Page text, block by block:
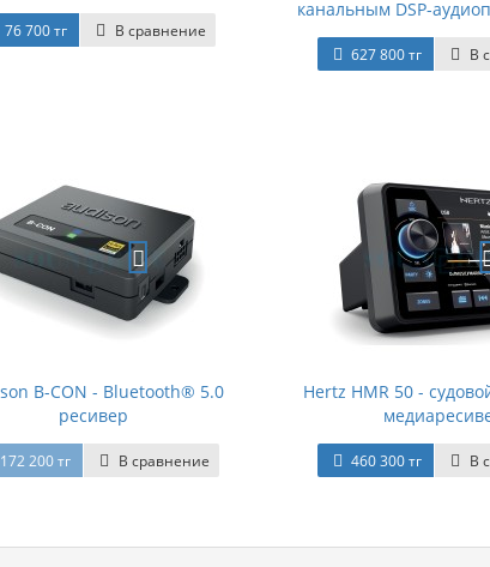
76 700 тг В сравнение
канальным DSP-
627 800 тг В
B-CON - Bluetooth® 5.0
ресивер
172 200 тг В сравнение
Hertz HMR 50 -
460 300 тг В